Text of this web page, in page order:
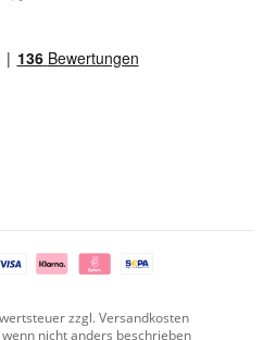
zzgl. Versandkosten
nicht anders beschrieben